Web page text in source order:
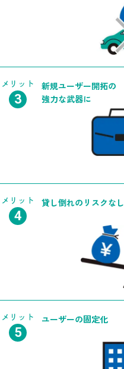
メリット 新規ユーザー開拓の
強力な武器に
メリット 貸し倒れの リスクなし
メリット ユーザーの固定化